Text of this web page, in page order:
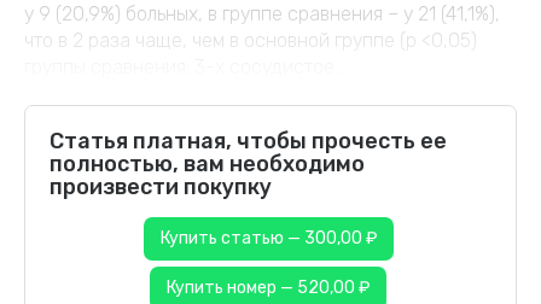
у 9 (20,9%) больных, в группе сравнения – у 21 (41,1%),
что в 2 раза чаще, чем в основной группе (р <0,05)
Статья платная, чтобы прочесть ее
полностью, вам необходимо
произвести покупку
Купить статью — 300,00 ₽
Купить номер — 520,00 ₽